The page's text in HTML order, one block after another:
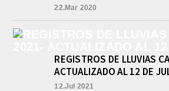
22.Mar 2020
REGISTROS DE LLUVIAS
ACTUALIZADO AL 12 DE
12.Jul 2021